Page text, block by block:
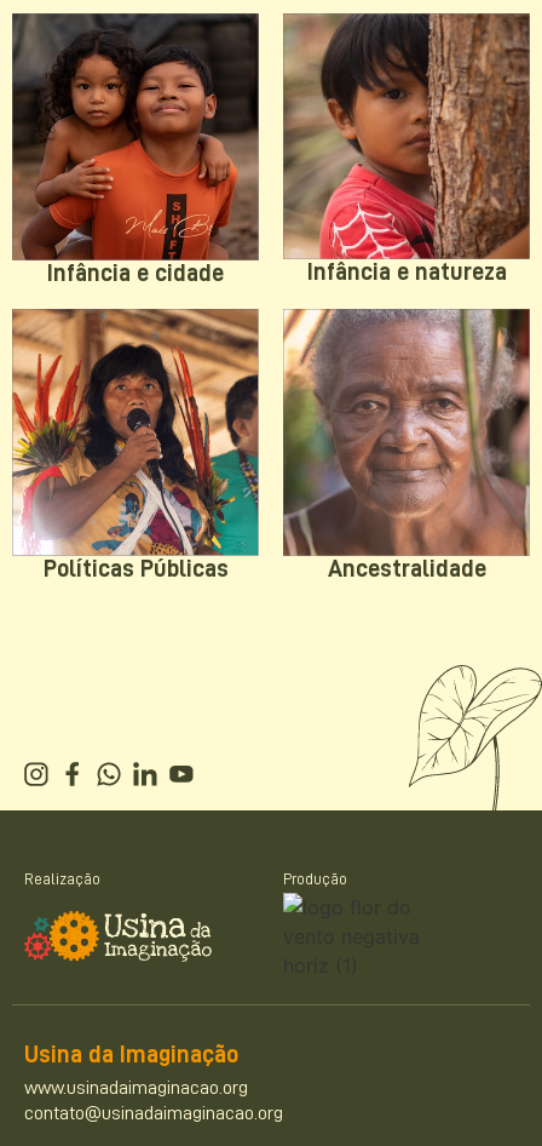
Infância e cidade Infância e natureza
Políticas Públicas Ancestralidade
Realização Produção
Usina da Imaginação
www.usinadaimaginacao.org
contato@usinadaimaginacao.org